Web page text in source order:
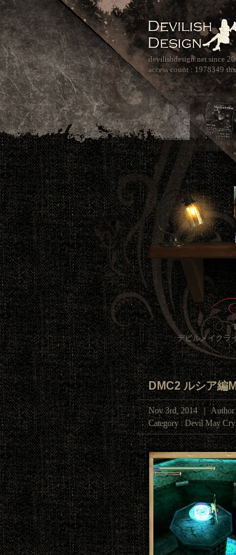
devilishdesign.net since
access count : 1978349
デビルメイクラ
DMC2 ルシア編
Nov 3rd, 2014 | Author
Category :Devil May